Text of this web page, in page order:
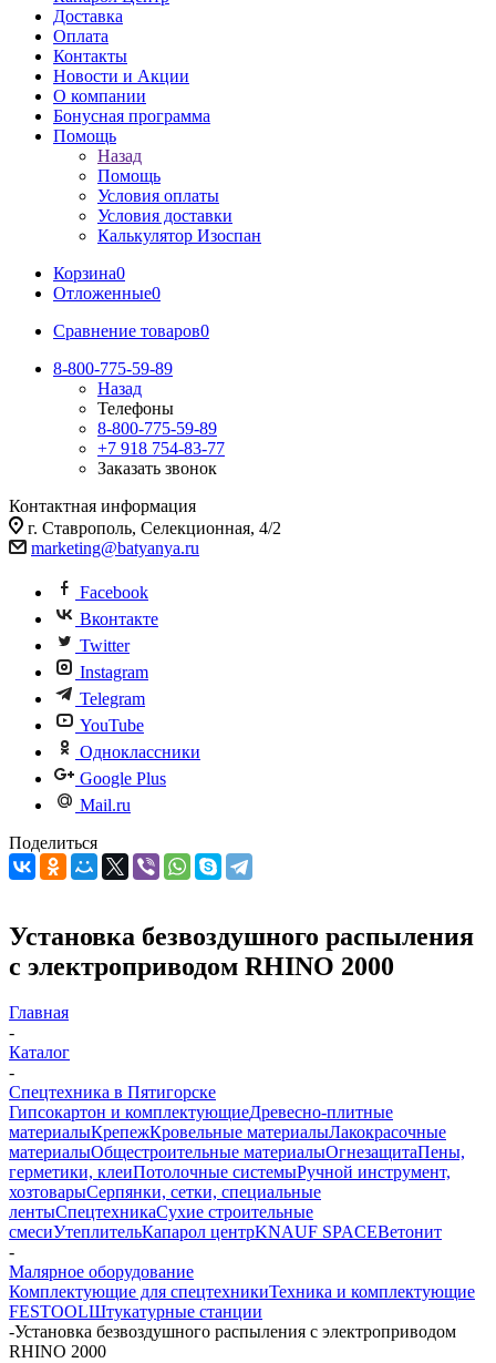
Доставка
Оплата
Контакты
Новости и Акции
О компании
Бонусная программа
Помощь
Назад
Помощь
Условия оплаты
Условия доставки
Калькулятор Изоспан
Корзина0
Отложенные0
Сравнение товаров0
8-800-775-59-89
Назад
Телефоны
8-800-775-59-89
+7 918 754-83-77
Заказать звонок
Контактная информация
г. Ставрополь, Селекционная, 4/2
marketing@batyanya.ru
Facebook
Вконтакте
Twitter
Instagram
Telegram
YouTube
Одноклассники
Google Plus
Mail.ru
Поделиться
Установка безвоздушного распыления
с электроприводом RHINO 2000
Главная
-
Каталог
-
Спецтехника в Пятигорске
Гипсокартон и комплектующиеДревесно-плитные
материалыКрепежКровельные материалыЛакокрасочные
материалыОбщестроительные материалыОгнезащитаПены,
герметики, клеиПотолочные системыРучной инструмент,
хозтоварыСерпянки, сетки, специальные
лентыСпецтехникаСухие строительные
смесиУтеплительКапарол центрKNAUF SPACEВетонит
-
Малярное оборудование
Комплектующие для спецтехникиТехника и комплектующие
FESTOOLШтукатурные станции
-Установка безвоздушного распыления с электроприводом
RHINO 2000